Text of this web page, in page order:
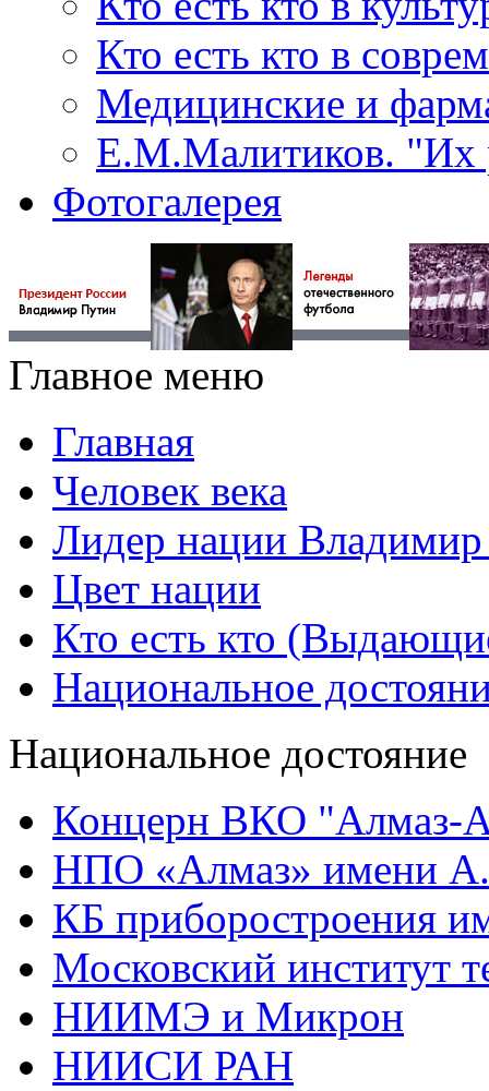
Кто есть кто в
Медицинские и
Е.М.Малитиков. "Их
Фотогалерея
Главное меню
Главная
Человек века
Лидер нации
Цвет нации
Кто есть кто
Национальное
Национальное достояние
Концерн ВКО "Алмаз-
НПО «Алмаз» имени
КБ приборостроения
Московский институт
НИИМЭ и Микрон
НИИСИ РАН